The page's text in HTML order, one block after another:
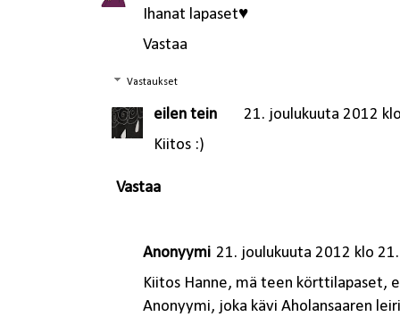
Ihanat lapaset♥
Vastaa
Vastaukset
eilen tein
21. joulukuuta 2012
Kiitos :)
Vastaa
Anonyymi 21. joulukuuta 2012 klo
Kiitos Hanne, mä teen körttilapaset,
Anonyymi, joka kävi Aholansaaren